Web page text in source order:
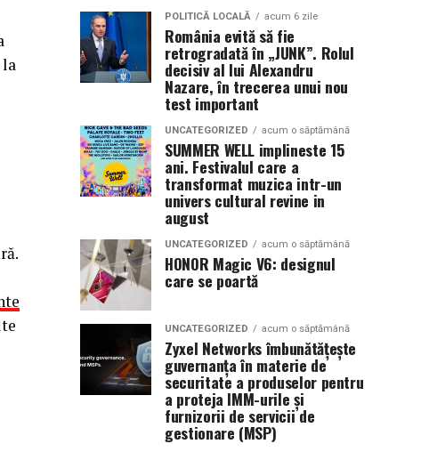
la
POLITICĂ LOCALĂ acum 6 zile
România evită să fie
retrogradată în „JUNK”. Rolul
decisiv al lui Alexandru
Nazare, în trecerea unui nou
test important
UNCATEGORIZED acum o săptămână
SUMMER WELL implineste 15
ani. Festivalul care a
transformat muzica intr-un
univers cultural revine in
august
UNCATEGORIZED acum o săptămână
HONOR Magic V6: designul
care se poartă
UNCATEGORIZED acum o săptămână
Zyxel Networks îmbunătățește
guvernanța în materie de
securitate a produselor pentru
a proteja IMM-urile și
furnizorii de servicii de
gestionare (MSP)